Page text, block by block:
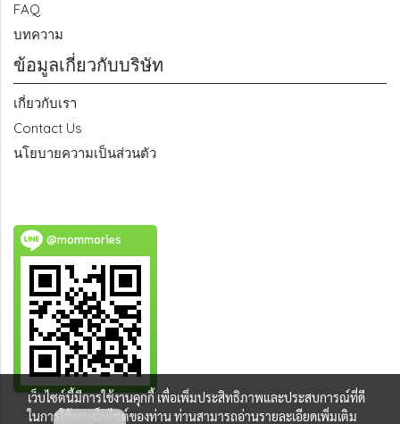
FAQ
บทความ
ข้อมูลเกี่ยวกับบริษัท
เกี่ยวกับเรา
Contact Us
นโยบายความเป็นส่วนตัว
@mommories
เว็บไซต์นี้มีการใช้งานคุกกี้ เพื่อเพิ่มประสิทธิภาพและประสบการณ์ที่ดี
ในการใช้งานเว็บไซต์ของท่าน ท่านสามารถอ่านรายละเอียดเพิ่มเติม